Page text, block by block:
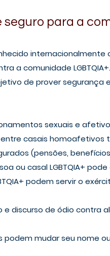
seguro para a
a comunidade
de prover segurança
sexuais e
casais
(pensões,
ou casal LGBTQIA+
podem servir o
e discurso de ódio contra
podem mudar seu nome